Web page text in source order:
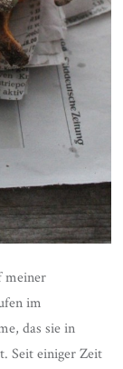
meiner
im
das sie in
Seit einiger Zeit